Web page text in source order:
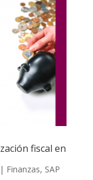
fiscal en
| Finanzas, SAP